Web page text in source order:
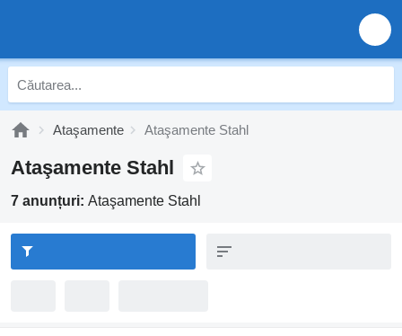
Ataşamente Ataşamente Stahl
Ataşamente Stahl
7 anunțuri: Ataşamente Stahl